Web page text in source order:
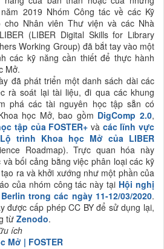
2019 Nhóm Công tác về các Kỹ
cho Nhân viên Thư viện và các Nhà
(LIBER Digital Skills for Library
Working Group) đã bắt tay vào một
các kỹ năng cần thiết để thực hành
Mở.
đã phát triển một danh sách dài các
rà soát lại tài liệu, đi qua các khung
phá các tài nguyên học tập sẵn có
học Mở, bao gồm DigComp 2.0,
tập của FOSTER+ và các lĩnh vực
trình Khoa học Mở của LIBER
Roadmap). Trực quan hóa này
bối cảng bằng việc phân loại các kỹ
ra và khởi xướng như một phần của
của nhóm công tác này tại Hội nghị
trong các ngày 11-12/03/2020.
được cấp phép CC BY để sử dụng lại,
từZenodo.
ích
Mở | FOSTER